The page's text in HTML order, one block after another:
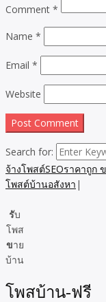
Comment *
Name *
Email *
Website
Search for:
จ้างโพสต์SEOราคาถูก
โพสต์บ้านอสังหา |
รับ
โพส
ขาย
บ้าน
โพสบ้าน-ฟรี